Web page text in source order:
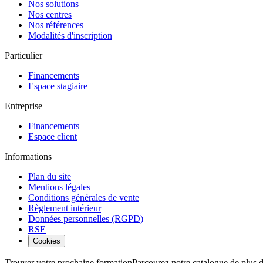
Nos solutions
Nos centres
Nos références
Modalités d'inscription
Particulier
Financements
Espace stagiaire
Entreprise
Financements
Espace client
Informations
Plan du site
Mentions légales
Conditions générales de vente
Règlement intérieur
Données personnelles (RGPD)
RSE
Cookies